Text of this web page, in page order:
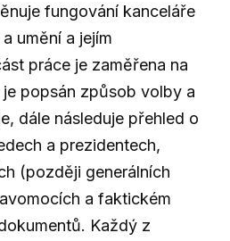
fungování kanceláře
umění a jejím
práce je zaměřena na
popsán způsob volby a
dále následuje přehled o
a prezidentech,
(později generálních
a faktickém
Každý z